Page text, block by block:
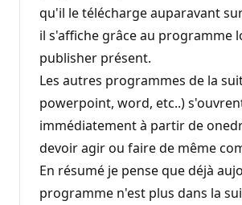
qu'il le télécharge auparavant
il s'affiche grâce au programme
publisher présent.
Les autres programmes de la
powerpoint, word, etc..)
immédiatement à partir de
devoir agir ou faire de même
En résumé je pense que déjà
programme n'est plus dans la